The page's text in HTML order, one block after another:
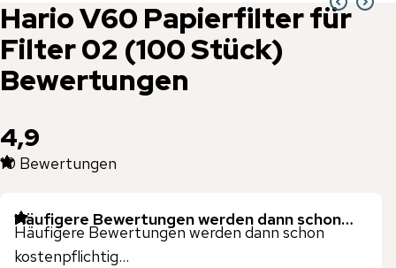
HarioV60 Papierfilter für
Filter 02 (100 Stück)
Bewertungen
4,9
10 Bewertungen
Häufigere Bewertungen werden dann schon…
Häufigere Bewertungen werden dann schon
kostenpflichtig...